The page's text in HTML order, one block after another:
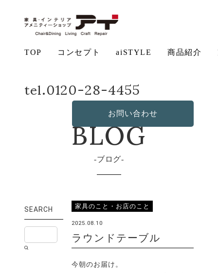
TOP コンセプト
無垢
お手入れ 保証につ
aiSTYLE
コー
商品紹介
テー
ソフ
ベッ
ド
デス
ク
造作・オ
リジナル
その他の
tel.0120-28-4455
お問い合わせ
BLOG
ブログ
家具のこと・お店のこと
2025.08.10
ラウンドテーブル
今朝のお届け。
SEARCH